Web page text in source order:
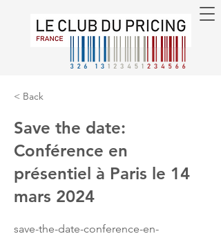
< Back
Save the date:
Conférence en
présentiel à Paris le 14
mars 2024
save-the-date-conference-en-